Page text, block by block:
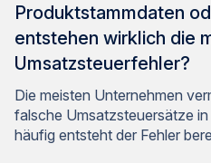
Produktstammdaten
entstehen wirklich die
Umsatzsteuerfehler?
Die meisten Unternehmen
falsche Umsatzsteuersätze
häufig entsteht der Fehler